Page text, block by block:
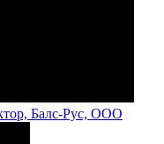
Балс-Рус, ООО